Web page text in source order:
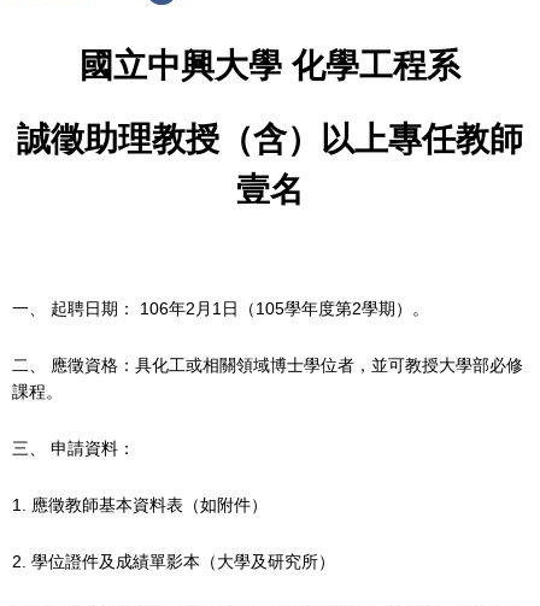
國立中興大學 化學工程系
誠徵助理教授（含）以上專任教師
壹名
一、 起聘日期： 106年2月1日（105學年度第2學期）。
二、
應徵資格：具化工或相關領域博士學位者，並可教授大學部必修
課程。
三、 申請資料：
1. 應徵教師基本資料表（如附件）
2. 學位證件及成績單影本（大學及研究所）